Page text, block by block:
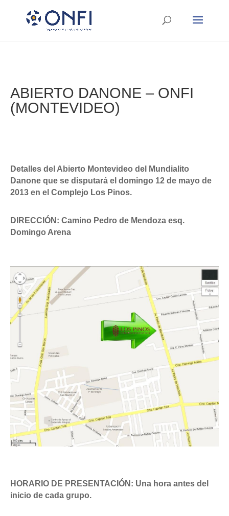
ABIERTO DANONE – ONFI
(MONTEVIDEO)
Detalles del Abierto Montevideo del Mundialito
Danone que se disputará el domingo 12 de mayo de
2013 en el Complejo Los Pinos.
DIRECCIÓN: Camino Pedro de Mendoza esq.
Domingo Arena
HORARIO DE PRESENTACIÓN: Una hora antes del
inicio de cada grupo.